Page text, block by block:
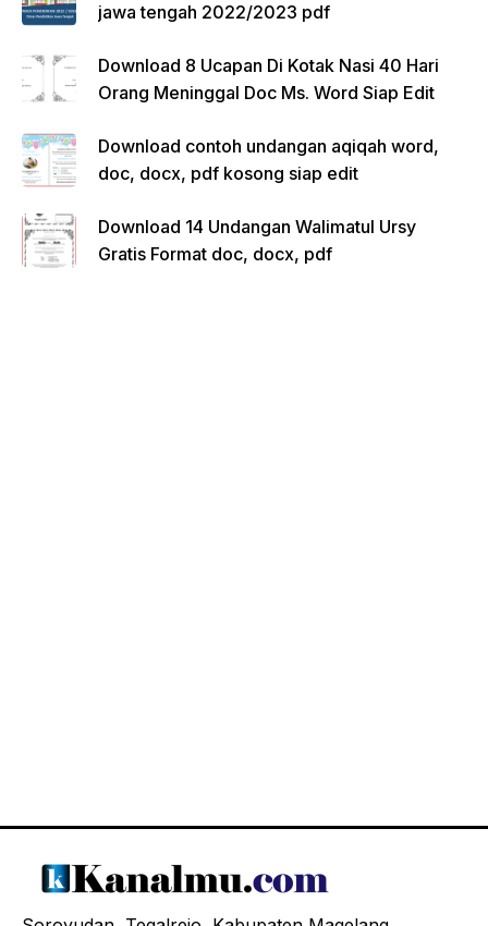
jawa tengah 2022/2023 pdf
Download 8 Ucapan Di Kotak Nasi 40 Hari
Orang Meninggal Doc Ms. Word Siap Edit
Download contoh undangan aqiqah word,
doc, docx, pdf kosong siap edit
Download 14 Undangan Walimatul Ursy
Gratis Format doc, docx, pdf